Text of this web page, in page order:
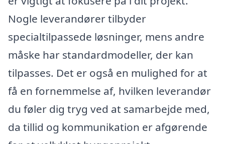
Nogle leverandører tilbyder
specialtilpassede løsninger, mens andre
måske har standardmodeller, der kan
tilpasses. Det er også en mulighed for at
få en fornemmelse af, hvilken leverandør
du føler dig tryg ved at samarbejde med,
da tillid og kommunikation er afgørende